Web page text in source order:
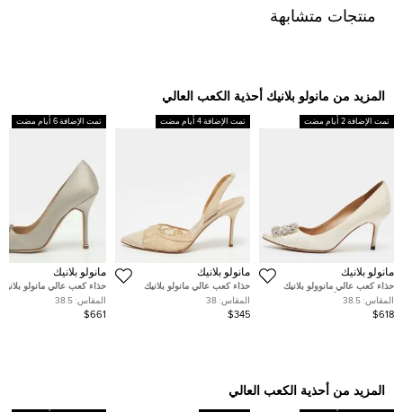
منتجات متشابهة
المزيد من مانولو بلانيك أحذية الكعب العالي
تمت الإضافة 2 أيام مضت
مانولو بلانيك
حذاء كعب عالي مانوولو بلانيك
هانجيزي ساتان أزرق مزخرف
كريستال مقاس 36.5
المقاس: 38.5
$618
تمت الإضافة 4 أيام مضت
مانولو بلانيك
حذاء كعب عالي مانولو بلانيك
كارولين جلد بيج فتحة كعب مقاس
37.5
المقاس: 38
$345
تمت الإضافة 6 أيام مضت
مانولو بلانيك
حذاء كعب عالي مانولو بلانيك
هانغيسي ساتان رصاصي
38.5
المقاس: 38.5
$661
المزيد من أحذية الكعب العالي